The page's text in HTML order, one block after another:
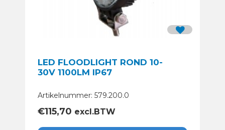
LED FLOODLIGHT ROND 10-
30V 1100LM IP67
Artikelnummer: 579.200.0
€115,70 excl.BTW